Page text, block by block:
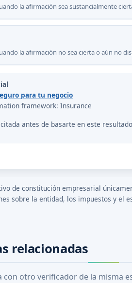
la afirmación sea sustancialmente
la afirmación no sea cierta o aún no
para tu negocio
framework: Insurance
antes de basarte en este
de constitución empresarial
sobre la entidad, los impuestos y el
relacionadas
con otro verificador de la misma